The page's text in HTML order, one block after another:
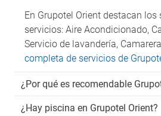
En Grupotel Orient destacan los
servicios: Aire Acondicionado,
Servicio de lavandería,
completa de servicios de
¿Por qué es recomendable
¿Hay piscina en Grupotel Orient?